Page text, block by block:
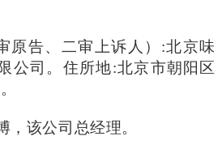
原告、二审上诉人）:北京味
公司。住所地:北京市朝阳区
，该公司总经理。